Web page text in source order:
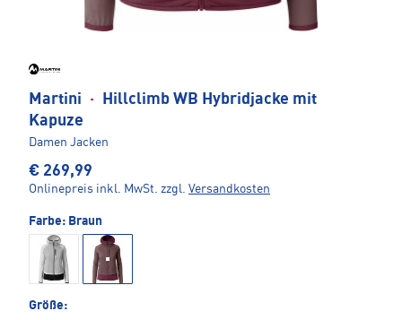
Martini ·
Hillclimb WB Hybridjacke mit
Kapuze
Damen Jacken
€ 269,99
Onlinepreis inkl. MwSt. zzgl. Versandkosten
Farbe: Braun
Größe: